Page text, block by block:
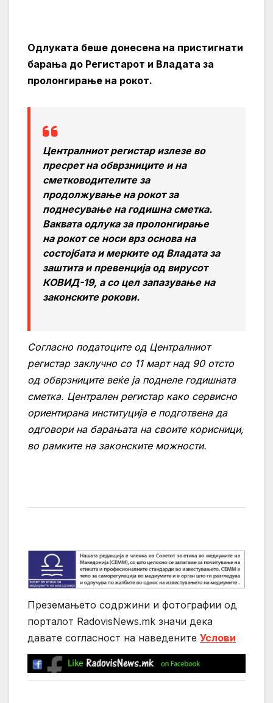
Одлуката беше донесена на пристигнати
барања до Регистарот и Владата за
пролонгирање на рокот.
Централниот регистар излезе во
пресрет на обврзниците и на
сметководителите за
продолжување на рокот за
поднесување на годишна сметка.
Ваквата одлука за пролонгирање
на рокот се носи врз основа на
состојбата и мерките од Владата за
заштита и превенција од вирусот
КОВИД-19, а со цел запазување на
законските рокови.
Согласно податоците од Централниот
регистар заклучно со 11 март над 90 отсто
од обврзниците веќе ја поднеле годишната
сметка. Централен регистар како сервисно
ориентирана институција е подготвена да
одговори на барањата на своите корисници,
во рамките на законските можности.
Преземањето содржини и фотографии од
порталот RadovisNews.mk значи дека
давате согласност на нaведените Услови